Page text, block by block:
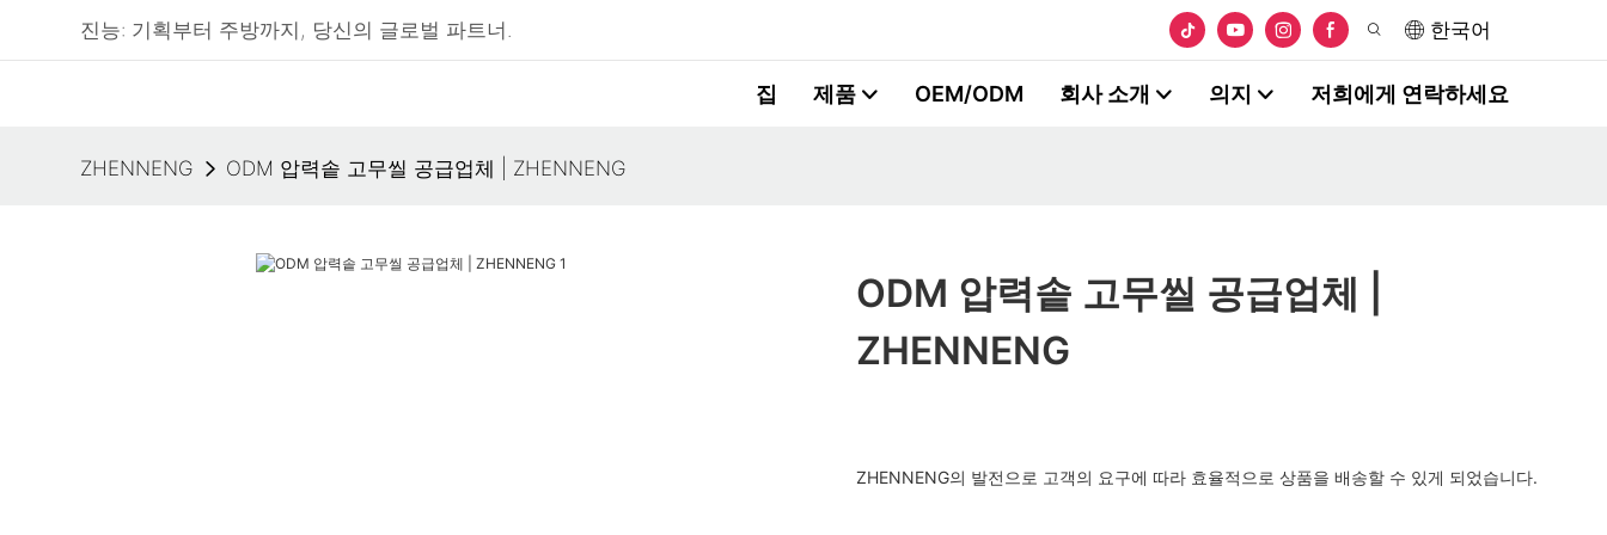
진능: 기획부터 주방까지, 당신의 글로벌 파트너. 한국어
집 제품 OEM/ODM 회사 소개 의지 저희에게 연락하세요
ZHENNENG ODM 압력솥 고무씰 공급업체 | ZHENNENG
ODM 압력솥 고무씰 공급업체 |
ZHENNENG
ZHENNENG의 발전으로 고객의 요구에 따라 효율적으로 상품을 배송할 수 있게 되었습니다.